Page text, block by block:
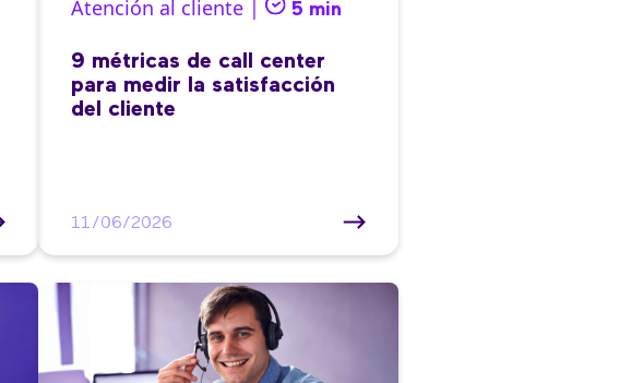
Atención al cliente | 5 min
9 métricas de call center
para medir la satisfacción
del cliente
11/06/2026